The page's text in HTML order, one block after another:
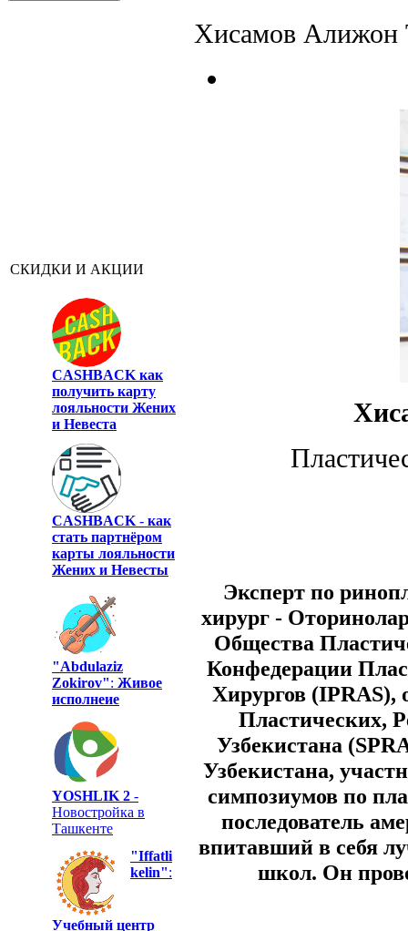
СКИДКИ И АКЦИИ
CASHBACK как
получить карту
лояльности Жених
и Невеста
CASHBACK- как
стать партнёром
карты лояльности
Жених и Невесты
"Abdulaziz
Zokirov": Живое
исполнеие
YOSHLIK 2 -
Новостройка в
Ташкенте
"Iffatli
kelin":
Учебный центр
Хисамов Алижон
Эксперт по
хирург -
Общества
Конфедерации
Хирургов (IPRAS),
Пластических,
Узбекистана
Узбекистана,
симпозиумов по
последователь
впитавший в себя
школ. Он